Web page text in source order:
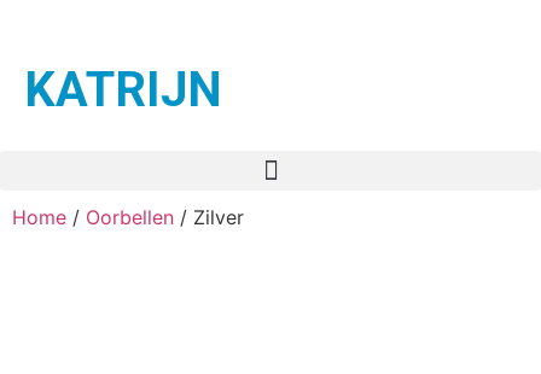
KATRIJN
Home / Oorbellen / Zilver